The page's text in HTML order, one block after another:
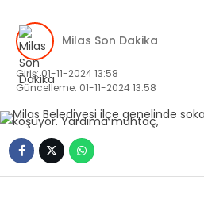
SPOR
VEFAT
GENEL
İLETIŞIM
KÜNYE
Milas Son Dakika
Giriş: 01-11-2024 13:58
Güncelleme: 01-11-2024 13:58